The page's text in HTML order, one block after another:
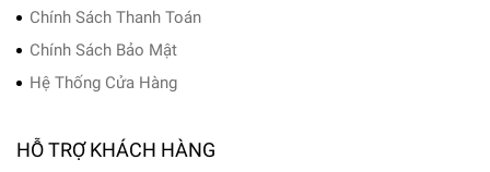
Chính Sách Thanh Toán
Chính Sách Bảo Mật
Hệ Thống Cửa Hàng
HỖ TRỢ KHÁCH HÀNG